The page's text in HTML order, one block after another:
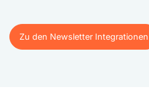
Zu den Newsletter Integrationen
Zu den Newsletter Integrationen